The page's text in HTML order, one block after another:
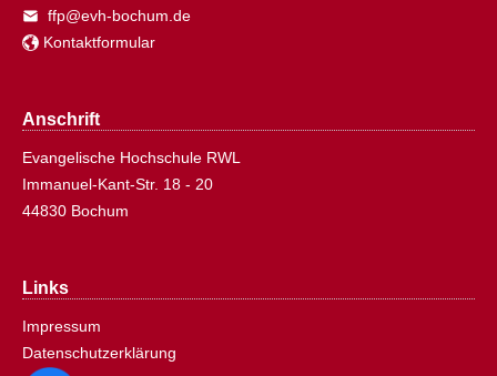
ffp@evh-bochum.de
Kontaktformular
Anschrift
Evangelische Hochschule RWL
Immanuel-Kant-Str. 18 - 20
44830 Bochum
Links
Impressum
Datenschutzerklärung